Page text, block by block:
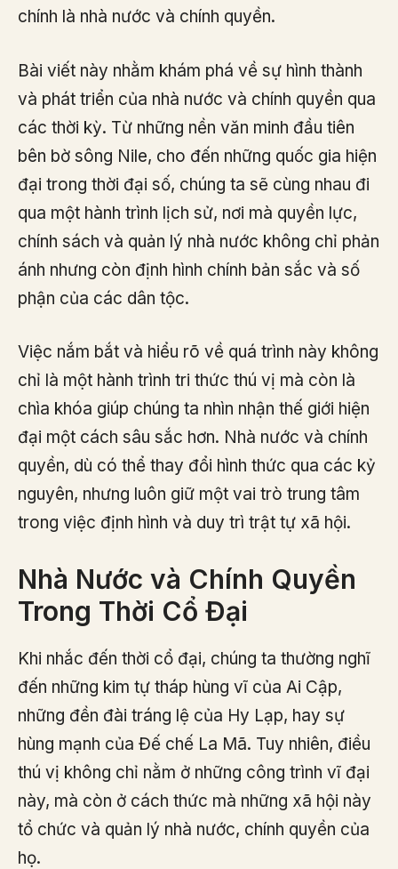
chính là nhà nước và chính quyền.
Bài viết này nhằm khám phá về sự hình thành
và phát triển của nhà nước và chính quyền qua
các thời kỳ. Từ những nền văn minh đầu tiên
bên bờ sông Nile, cho đến những quốc gia hiện
đại trong thời đại số, chúng ta sẽ cùng nhau đi
qua một hành trình lịch sử, nơi mà quyền lực,
chính sách và quản lý nhà nước không chỉ phản
ánh nhưng còn định hình chính bản sắc và số
phận của các dân tộc.
Việc nắm bắt và hiểu rõ về quá trình này không
chỉ là một hành trình tri thức thú vị mà còn là
chìa khóa giúp chúng ta nhìn nhận thế giới hiện
đại một cách sâu sắc hơn. Nhà nước và chính
quyền, dù có thể thay đổi hình thức qua các kỷ
nguyên, nhưng luôn giữ một vai trò trung tâm
trong việc định hình và duy trì trật tự xã hội.
Nhà Nước và Chính Quyền
Trong Thời Cổ Đại
Khi nhắc đến thời cổ đại, chúng ta thường nghĩ
đến những kim tự tháp hùng vĩ của Ai Cập,
những đền đài tráng lệ của Hy Lạp, hay sự
hùng mạnh của Đế chế La Mã. Tuy nhiên, điều
thú vị không chỉ nằm ở những công trình vĩ đại
này, mà còn ở cách thức mà những xã hội này
tổ chức và quản lý nhà nước, chính quyền của
họ.